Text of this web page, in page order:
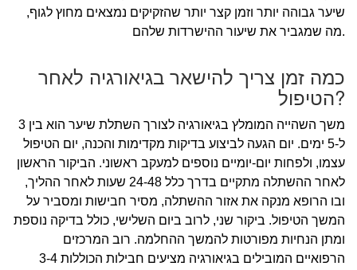
שיער גבוהה יותר וזמן קצר יותר שהזקיקים נמצאים מחוץ לגוף,
מה שמגביר את שיעור ההישרדות שלהם.
כמה זמן צריך להישאר בגיאורגיה לאחר
הטיפול?
משך השהייה המומלץ בגיאורגיה לצורך השתלת שיער הוא בין 3
ל-5 ימים. יום הגעה לביצוע בדיקות מקדימות והכנה, יום הטיפול
עצמו, ולפחות יום-יומיים נוספים למעקב ראשוני. הביקור הראשון
לאחר ההשתלה מתקיים בדרך כלל 24-48 שעות לאחר ההליך,
ובו הרופא מנקה את אזור ההשתלה, מסיר חבישות ומסביר על
המשך הטיפול. ביקור שני, לרוב ביום השלישי, כולל בדיקה נוספת
ומתן הנחיות מפורטות להמשך ההחלמה. רוב המרכזים
הרפואיים המובילים בגיאורגיה מציעים חבילות הכוללות 3-4